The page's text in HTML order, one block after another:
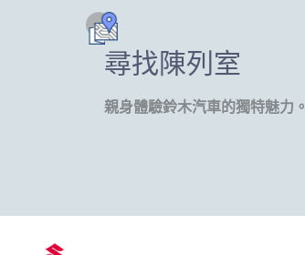
尋找陳列室
親身體驗鈴木汽車的獨特魅力。